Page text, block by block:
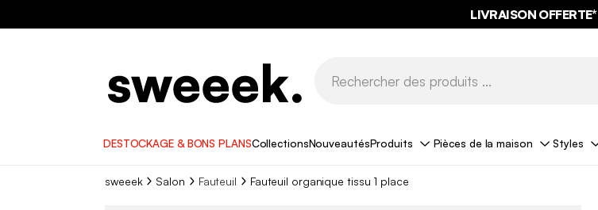
LIVRAISON OFFERTE*
DESTOCKAGE & BONS PLANSCollectionsNouveautésProduits Pièces de la maison Styles
sweeek Salon Fauteuil Fauteuil organique tissu 1 place